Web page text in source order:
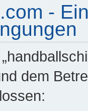
-
dem